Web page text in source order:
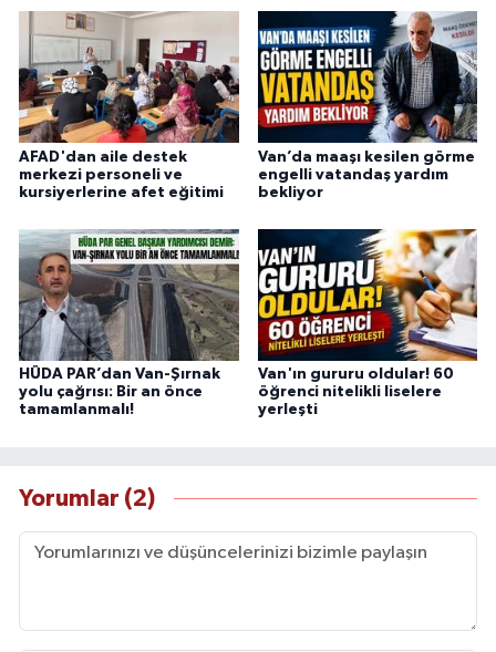
AFAD'dan aile destek
merkezi personeli ve
kursiyerlerine afet eğitimi
Van’da maaşı kesilen görme
engelli vatandaş yardım
bekliyor
HÜDA PAR’dan Van-Şırnak
yolu çağrısı: Bir an önce
tamamlanmalı!
Van'ın gururu oldular! 60
öğrenci nitelikli liselere
yerleşti
Yorumlar (2)